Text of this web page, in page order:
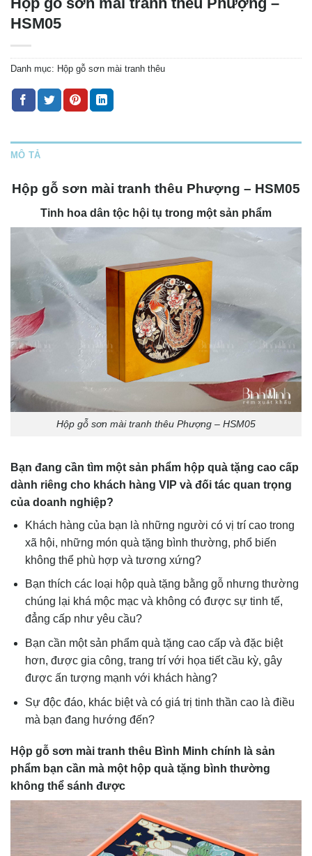
HSM05
Danh mục: Hộp gỗ sơn mài tranh thêu
MÔ TẢ
Hộp gỗ sơn mài tranh thêu Phượng – HSM05
Tinh hoa dân tộc hội tụ trong một sản phẩm
Hộp gỗ sơn mài tranh thêu Phượng – HSM05
Bạn đang cần tìm một sản phẩm hộp quà tặng cao cấp
dành riêng cho khách hàng VIP và đối tác quan trọng
của doanh nghiệp?
Khách hàng của bạn là những người có vị trí cao trong
xã hội, những món quà tặng bình thường, phổ biến
không thể phù hợp và tương xứng?
Bạn thích các loại hộp quà tặng bằng gỗ nhưng thường
chúng lại khá mộc mạc và không có được sự tinh tế,
đẳng cấp như yêu cầu?
Bạn cần một sản phẩm quà tặng cao cấp và đặc biệt
hơn, được gia công, trang trí với họa tiết cầu kỳ, gây
được ấn tượng mạnh với khách hàng?
Sự độc đáo, khác biệt và có giá trị tinh thần cao là điều
mà bạn đang hướng đến?
Hộp gỗ sơn mài tranh thêu Bình Minh chính là sản
phẩm bạn cần mà một hộp quà tặng bình thường
không thể sánh được